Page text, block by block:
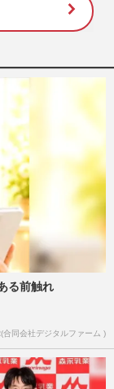
る前触れ
合同会社デジタルファーム )